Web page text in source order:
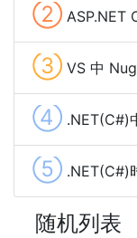
② ASP.NET Core部署
③ VS 中
④ .NET(C#)
⑤ .NET(C#)时
随机列表